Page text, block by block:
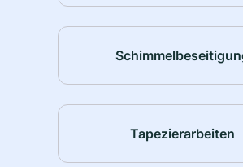
Tapezierarbeiten